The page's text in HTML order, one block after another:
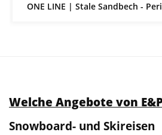
ONE LINE | Stale Sandbech -
Welche Angebote von
Snowboard- und Skireisen